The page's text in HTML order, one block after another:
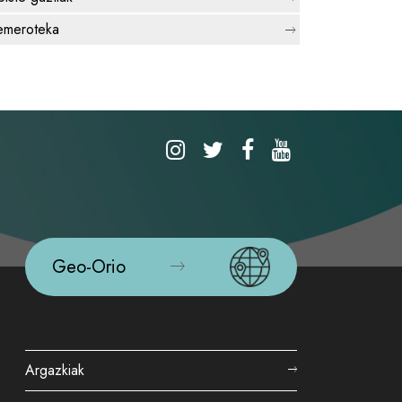
Geo-Orio
Argazkiak